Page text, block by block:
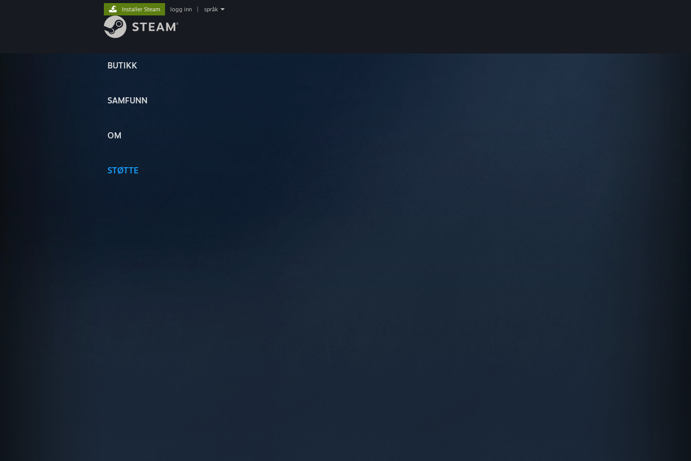
BUTIKK
SAMFUNN
OM
STØTTE
Installer Steam logg inn språk